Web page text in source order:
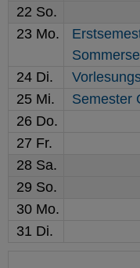
22 So.
23 Mo.
24 Di.
25 Mi. Semester
26 Do.
27 Fr.
28 Sa.
29 So.
30 Mo.
31 Di.
Einbinden